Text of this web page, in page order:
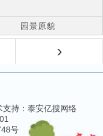
园景原貌
›
持： 泰安亿搜网络
号